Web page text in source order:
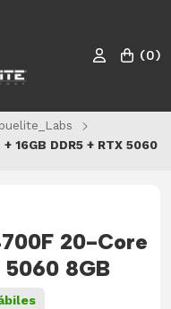
(0)
16GB DDR5 + RTX 5060
20-Core
5060 8GB